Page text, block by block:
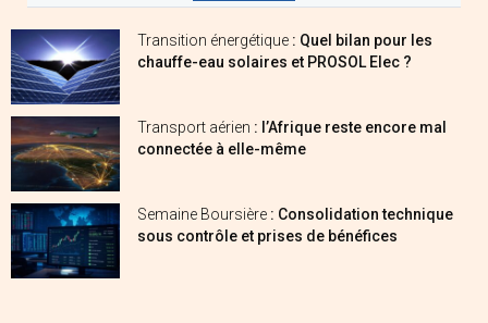
Transition énergétique : Quel bilan pour les
chauffe-eau solaires et PROSOL Elec ?
Transport aérien : l’Afrique reste encore mal
connectée à elle-même
Semaine Boursière : Consolidation technique
sous contrôle et prises de bénéfices